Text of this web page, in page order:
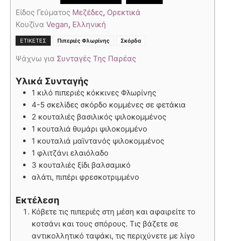
Είδος Γεύματος Μεζέδες, Ορεκτικά
Κουζίνα Vegan, Ελληνική
ΕΤΙΚΈΤΕΣ Πιπεριές Φλωρίνης Σκόρδα
Ψάχνω για Συνταγές Της Παρέας
Υλικά Συνταγής
1 κιλό πιπεριές κόκκινες Φλωρίνης
4-5 σκελίδες σκόρδο κομμένες σε φετάκια
2 κουταλιές βασιλικός ψιλοκομμένος
1 κουταλιά θυμάρι ψιλοκομμένο
1 κουταλιά μαϊντανός ψιλοκομμένος
1 φλιτζάνι ελαιόλαδο
3 κουταλιές ξίδι βαλσαμικό
αλάτι, πιπέρι φρεσκοτριμμένο
Εκτέλεση
Κόβετε τις πιπεριές στη μέση και αφαιρείτε το
κοτσάνι και τους σπόρους. Τις βάζετε σε
αντικολλητικό ταψάκι, τις περιχύνετε με λίγο